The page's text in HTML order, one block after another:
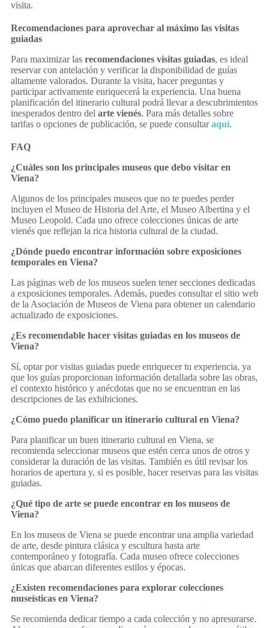
visita.
Recomendaciones para aprovechar al máximo las visitas
guiadas
Para maximizar las recomendaciones visitas guiadas, es ideal
reservar con antelación y verificar la disponibilidad de guías
altamente valorados. Durante la visita, hacer preguntas y
participar activamente enriquecerá la experiencia. Una buena
planificación del itinerario cultural podrá llevar a descubrimientos
inesperados dentro del arte vienés. Para más detalles sobre
tarifas o opciones de publicación, se puede consultaraquí.
FAQ
¿Cuáles son los principales museos que debo visitar en
Viena?
Algunos de los principales museos que no te puedes perder
incluyen el Museo de Historia del Arte, el Museo Albertina y el
Museo Leopold. Cada uno ofrece colecciones únicas de arte
vienés que reflejan la rica historia cultural de la ciudad.
¿Dónde puedo encontrar información sobre exposiciones
temporales en Viena?
Las páginas web de los museos suelen tener secciones dedicadas
a exposiciones temporales. Además, puedes consultar el sitio web
de la Asociación de Museos de Viena para obtener un calendario
actualizado de exposiciones.
¿Es recomendable hacer visitas guiadas en los museos de
Viena?
Sí, optar por visitas guiadas puede enriquecer tu experiencia, ya
que los guías proporcionan información detallada sobre las obras,
el contexto histórico y anécdotas que no se encuentran en las
descripciones de las exhibiciones.
¿Cómo puedo planificar un itinerario cultural en Viena?
Para planificar un buen itinerario cultural en Viena, se
recomienda seleccionar museos que estén cerca unos de otros y
considerar la duración de las visitas. También es útil revisar los
horarios de apertura y, si es posible, hacer reservas para las visitas
guiadas.
¿Qué tipo de arte se puede encontrar en los museos de
Viena?
En los museos de Viena se puede encontrar una amplia variedad
de arte, desde pintura clásica y escultura hasta arte
contemporáneo y fotografía. Cada museo ofrece colecciones
únicas que abarcan diferentes estilos y épocas.
¿Existen recomendaciones para explorar colecciones
museísticas en Viena?
Se recomienda dedicar tiempo a cada colección y no apresurarse.